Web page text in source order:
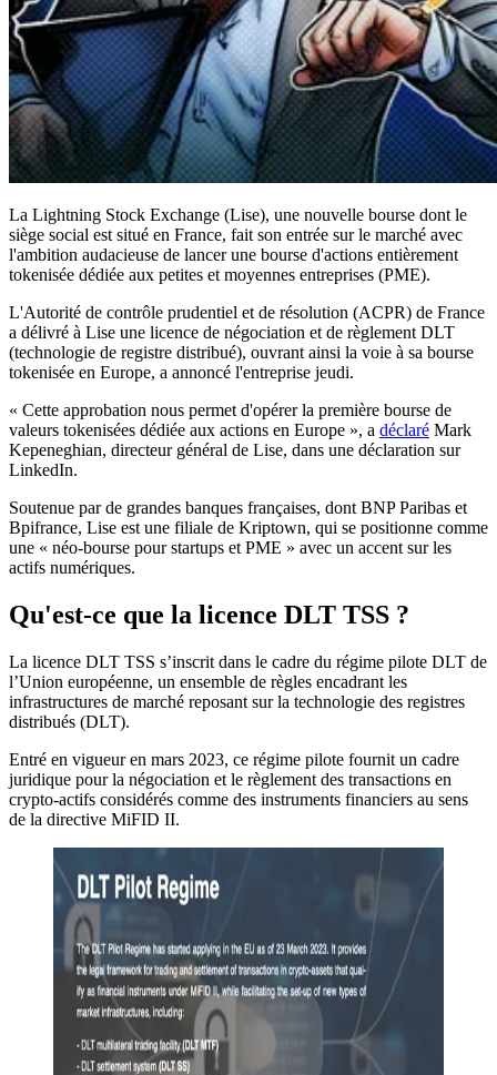
La Lightning Stock Exchange (Lise), une nouvelle bourse dont le
siège social est situé en France, fait son entrée sur le marché avec
l'ambition audacieuse de lancer une bourse d'actions entièrement
tokenisée dédiée aux petites et moyennes entreprises (PME).
L'Autorité de contrôle prudentiel et de résolution (ACPR) de France
a délivré à Lise une licence de négociation et de règlement DLT
(technologie de registre distribué), ouvrant ainsi la voie à sa bourse
tokenisée en Europe, a annoncé l'entreprise jeudi.
« Cette approbation nous permet d'opérer la première bourse de
valeurs tokenisées dédiée aux actions en Europe », a déclaré Mark
Kepeneghian, directeur général de Lise, dans une déclaration sur
LinkedIn.
Soutenue par de grandes banques françaises, dont BNP Paribas et
Bpifrance, Lise est une filiale de Kriptown, qui se positionne comme
une « néo-bourse pour startups et PME » avec un accent sur les
actifs numériques.
Qu'est-ce que la licence DLT TSS ?
La licence DLT TSS s’inscrit dans le cadre du régime pilote DLT de
l’Union européenne, un ensemble de règles encadrant les
infrastructures de marché reposant sur la technologie des registres
distribués (DLT).
Entré en vigueur en mars 2023, ce régime pilote fournit un cadre
juridique pour la négociation et le règlement des transactions en
crypto-actifs considérés comme des instruments financiers au sens
de la directive MiFID II.